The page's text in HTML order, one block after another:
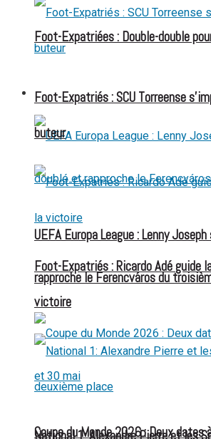
Foot-Expatriées : Double-double
FOOT EXPATRIÉS
UEFA Europa League : Lenny
rapproche le Ferencváros du
Coupe du Monde 2026 : Deux
Foot-Expatriés : SCU Torreense
buteur
Foot-Expatriés : Ricardo Adé guide
victoire